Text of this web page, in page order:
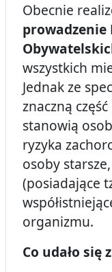
Obecnie
prowadzenie
wszystkich
Jednak ze
znaczną
stanowią
ryzyka
osoby
(posiadające
organizmu.
Co udało się